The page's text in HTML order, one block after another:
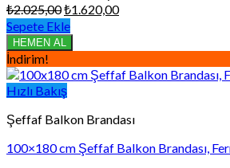
₺2.025,00Orijinal
fiyat:
₺2.025,00.
₺1.620,00Şu
₺1.620,00.
Sepete Ekle
HEMEN AL
İndirim!
Hızlı Bakış
Şeffaf Balkon Brandası
100×180 cm Şeffaf Balkon Brandası,